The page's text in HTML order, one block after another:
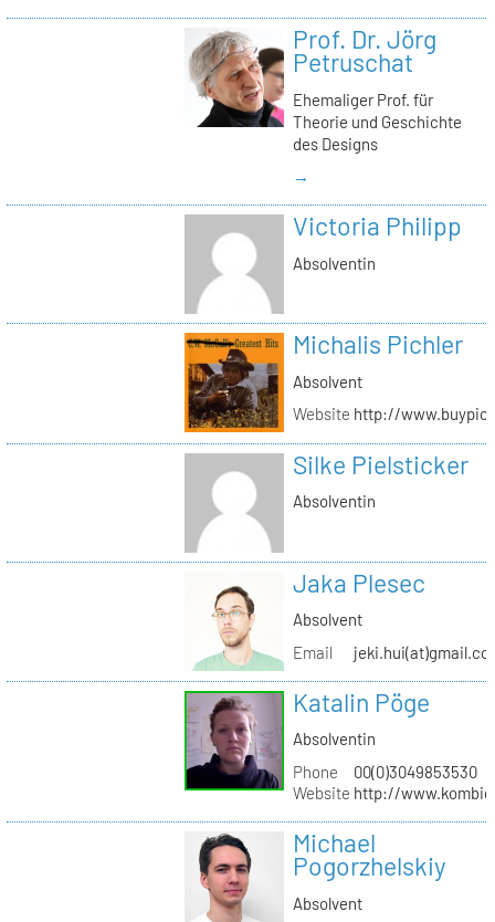
Prof. Dr. Jörg
Petruschat
Ehemaliger Prof. für
Theorie und Geschichte
des Designs
→
Victoria Philipp
Absolventin
Michalis Pichler
Absolvent
Website http://
Silke Pielsticker
Absolventin
Jaka Plesec
Absolvent
Email
Katalin Pöge
Absolventin
Phone
00(0)3049853530
Website http://
Michael
Pogorzhelskiy
Absolvent